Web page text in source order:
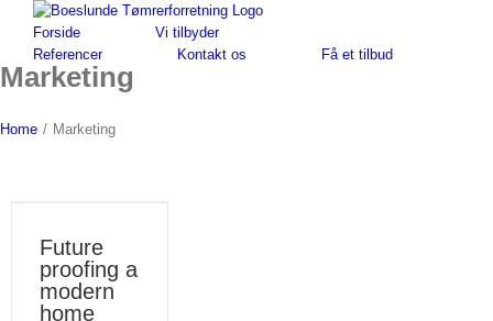
content
Forside
Vi tilbyder
Referencer
Kontakt os Få et tilbud
Marketing
Home / Marketing
Future
proofing a
modern
home